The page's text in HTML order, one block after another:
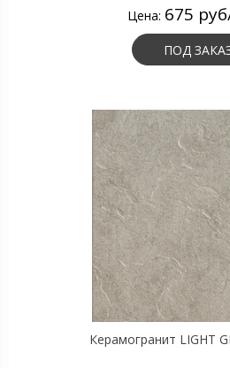
Цена: 675
ПОД
Керамогранит LIGHT